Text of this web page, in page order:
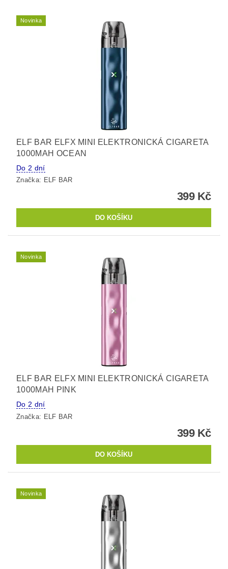
Novinka
ELF BAR ELFX MINI ELEKTRONICKÁ CIGARETA
1000MAH OCEAN
Do 2 dní
Značka: ELF BAR
399 Kč
Novinka
ELF BAR ELFX MINI ELEKTRONICKÁ CIGARETA
1000MAH PINK
Do 2 dní
Značka: ELF BAR
399 Kč
Novinka